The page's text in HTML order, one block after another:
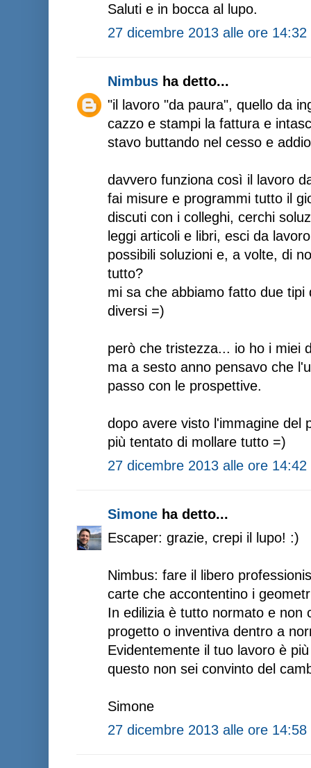
Saluti e in bocca al lupo.
27 dicembre 2013 alle ore 14:32
Nimbus ha detto...
"il lavoro "da paura", quello da
cazzo e stampi la fattura e
stavo buttando nel cesso e
davvero funziona così il lavoro
fai misure e programmi tutto il
discuti con i colleghi, cerchi
leggi articoli e libri, esci da
possibili soluzioni e, a volte, di
tutto?
mi sa che abbiamo fatto due
diversi =)
però che tristezza... io ho i miei
ma a sesto anno pensavo che
passo con le prospettive.
dopo avere visto l'immagine del
più tentato di mollare tutto =)
27 dicembre 2013 alle ore 14:42
Simone ha detto...
Escaper: grazie, crepi il lupo! :)
Nimbus: fare il libero
carte che accontentino i
In edilizia è tutto normato e non
progetto o inventiva dentro a
Evidentemente il tuo lavoro è
questo non sei convinto del
Simone
27 dicembre 2013 alle ore 14:58